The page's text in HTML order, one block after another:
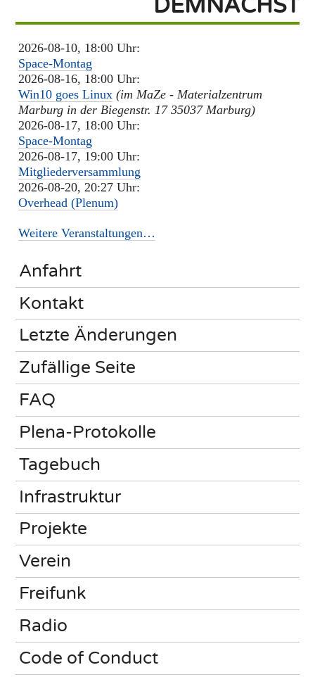
DEMNÄCHST
2026-08-10, 18:00 Uhr:
Space-Montag
2026-08-16, 18:00 Uhr:
Win10 goes Linux (im MaZe - Materialzentrum
Marburg in der Biegenstr. 17 35037 Marburg)
2026-08-17, 18:00 Uhr:
Space-Montag
2026-08-17, 19:00 Uhr:
Mitgliederversammlung
2026-08-20, 20:27 Uhr:
Overhead (Plenum)
Weitere Veranstaltungen…
Anfahrt
Kontakt
Letzte Änderungen
Zufällige Seite
FAQ
Plena-Protokolle
Tagebuch
Infrastruktur
Projekte
Verein
Freifunk
Radio
Code of Conduct